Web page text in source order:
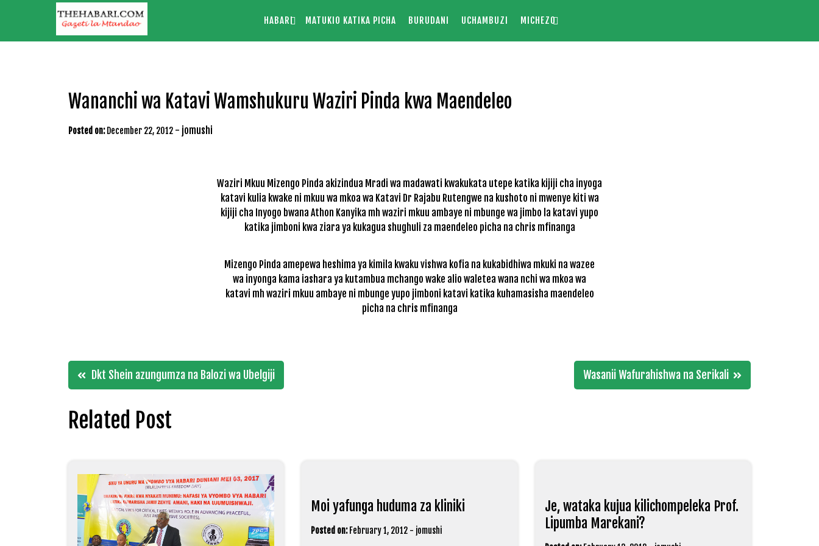
HABARI MATUKIO KATIKA PICHA BURUDANI UCHAMBUZI MICHEZO
Wananchi wa Katavi Wamshukuru Waziri Pinda kwa Maendeleo
Posted on: December 22, 2012 - jomushi
Waziri Mkuu Mizengo Pinda akizindua Mradi wa madawati kwakukata utepe katika kijiji cha inyoga
katavi kulia kwake ni mkuu wa mkoa wa Katavi Dr Rajabu Rutengwe na kushoto ni mwenye kiti wa
kijiji cha Inyogo bwana Athon Kanyika mh waziri mkuu ambaye ni mbunge wa jimbo la katavi yupo
katika jimboni kwa ziara ya kukagua shughuli za maendeleo picha na chris mfinanga
Mizengo Pinda amepewa heshima ya kimila kwaku vishwa kofia na kukabidhiwa mkuki na wazee
wa inyonga kama iashara ya kutambua mchango wake alio waletea wana nchi wa mkoa wa
katavi mh waziri mkuu ambaye ni mbunge yupo jimboni katavi katika kuhamasisha maendeleo
picha na chris mfinanga
Post
navigation
Dkt Shein azungumza na Balozi wa Ubelgiji Wasanii Wafurahishwa na Serikali
Related Post
Moi yafunga huduma za kliniki
Posted on: February 1, 2012 - jomushi
Je, wataka kujua kilichompeleka Prof.
Lipumba Marekani?